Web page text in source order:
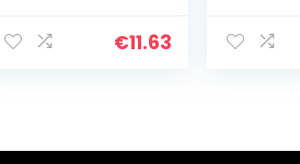
batterij-
€11.63